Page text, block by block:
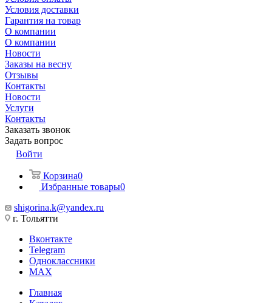
Условия доставки
Гарантия на товар
О компании
О компании
Новости
Заказы на весну
Отзывы
Контакты
Новости
Услуги
Контакты
Заказать звонок
Задать вопрос
Войти
Корзина0
Избранные товары0
shigorina.k@yandex.ru
г. Тольятти
Вконтакте
Telegram
Одноклассники
MAX
Главная